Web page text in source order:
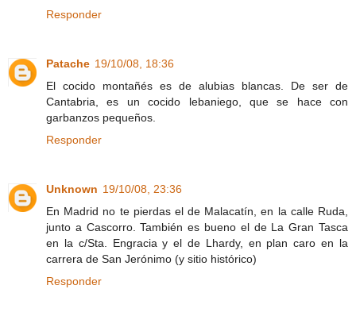
Responder
Patache 19/10/08, 18:36
El cocido montañés es de alubias blancas. De ser de
Cantabria, es un cocido lebaniego, que se hace con
garbanzos pequeños.
Responder
Unknown 19/10/08, 23:36
En Madrid no te pierdas el de Malacatín, en la calle Ruda,
junto a Cascorro. También es bueno el de La Gran Tasca
en la c/Sta. Engracia y el de Lhardy, en plan caro en la
carrera de San Jerónimo (y sitio histórico)
Responder